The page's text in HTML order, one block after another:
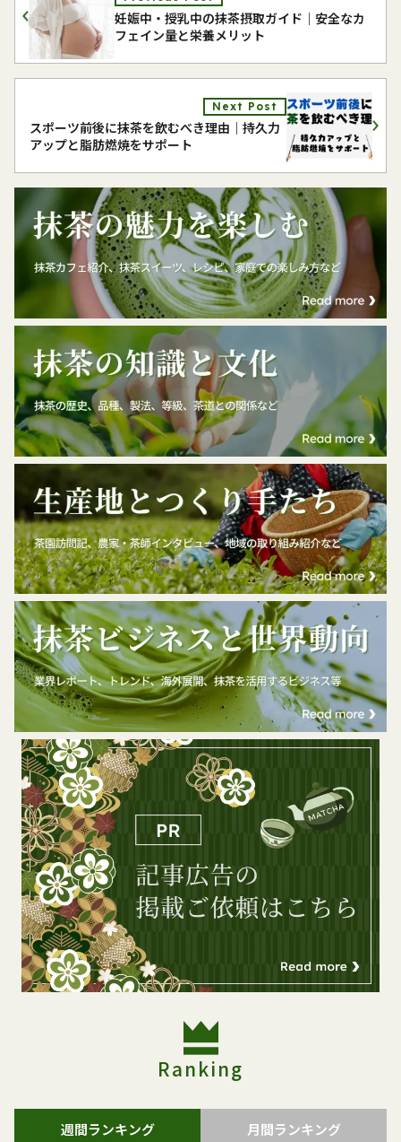
妊娠中・授乳中の抹茶摂取ガイド｜安全なカ
フェイン量と栄養メリット
Next Post
スポーツ前後に抹茶を飲むべき理由｜持久力
アップと脂肪燃焼をサポート
Ranking
週間ランキング 月間ランキング